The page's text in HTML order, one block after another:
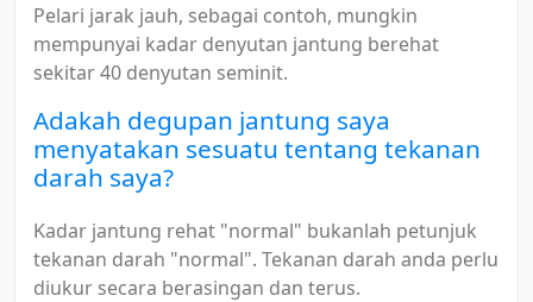
Pelari jarak jauh, sebagai contoh, mungkin
mempunyai kadar denyutan jantung berehat
sekitar 40 denyutan seminit.
Adakah degupan jantung saya
menyatakan sesuatu tentang tekanan
darah saya?
Kadar jantung rehat "normal" bukanlah petunjuk
tekanan darah "normal". Tekanan darah anda perlu
diukur secara berasingan dan terus.